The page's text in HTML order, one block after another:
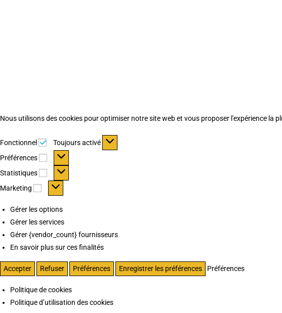
Nous utilisons des cookies pour optimiser notre site web et vous proposer l'expérience la
Fonctionnel Fonctionnel
Toujours activé
Préférences
Préférences
Statistiques Statistiques
Marketing Marketing
Gérer les options
Gérer les services
Gérer {vendor_count} fournisseurs
En savoir plus sur ces finalités
Accepter Refuser Préférences Enregistrer les préférences Préférences
Politique de cookies
Politique d’utilisation des cookies